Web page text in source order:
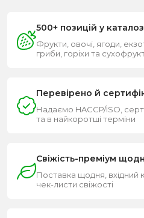
500+ позицій у
Фрукти, овочі, ягоди,
гриби, горіхи та
Перевірено й
Надаємо HACCP/ISO,
та в найкоротші терміни
Свіжість-преміум
Поставка щодня, вхідний
чек-листи свіжості